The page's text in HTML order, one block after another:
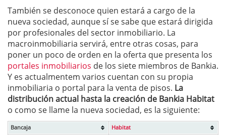
También se desconoce quien estará a cargo de la
nueva sociedad, aunque sí se sabe que estará dirigida
por profesionales del sector inmobiliario. La
macroinmobiliaria servirá, entre otras cosas, para
poner un poco de orden en la oferta que presenta los
portales inmobiliarios de los siete miembros de Bankia.
Y es actualmentem varios cuentan con su propia
inmobiliaria o portal para la venta de pisos. La
distribución actual hasta la creación de Bankia Habitat
o como se llame la nueva sociedad, es la siguiente:
Bancaja
Habitat